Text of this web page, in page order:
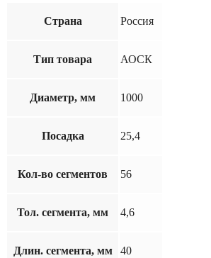
Страна Россия
Тип товара АОСК
Диаметр, мм 1000
Посадка 25,4
Кол-во сегментов 56
Тол. сегмента, мм 4,6
Длин. сегмента, мм 40